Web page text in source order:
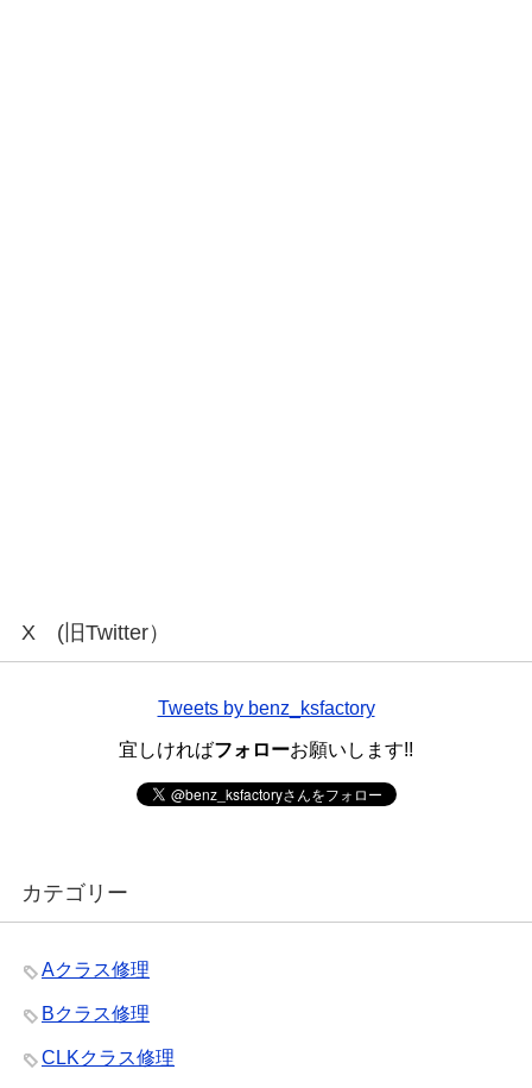
X (旧Twitter）
Tweets by benz_ksfactory
宜しければフォローお願いします!!
カテゴリー
Aクラス修理
Bクラス修理
CLKクラス修理